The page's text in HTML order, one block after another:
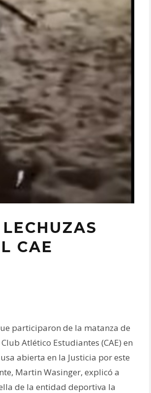
CAE
participaron de la matanza de
Atlético Estudiantes (CAE) en
abierta en la Justicia por este
Martin Wasinger, explicó a
de la entidad deportiva la